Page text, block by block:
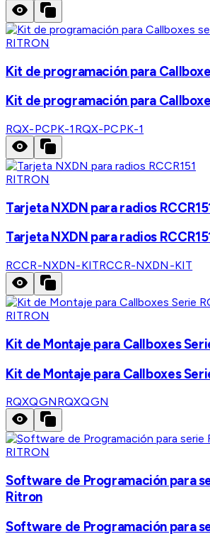
RITRON
Kit de programación para
Kit de programación para
RQX-PCPK-1 RQX-PCPK-1
RITRON
Tarjeta NXDN para radios
Tarjeta NXDN para radios
RCCR-NXDN-KITRCCR-NXDN-KIT
RITRON
Kit de Montaje para Callboxes
Kit de Montaje para Callboxes
RQXQGNRQXQGN
RITRON
Software de Programación para
Ritron
Software de Programación para